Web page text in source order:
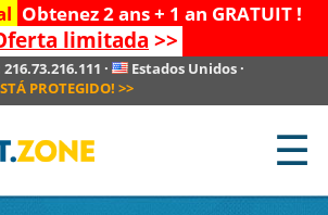
Obtenez 2 ans + 1 an GRATUIT !
limitada >>
216.73.216.111 · Estados Unidos ·
PROTEGIDO! >>
☰